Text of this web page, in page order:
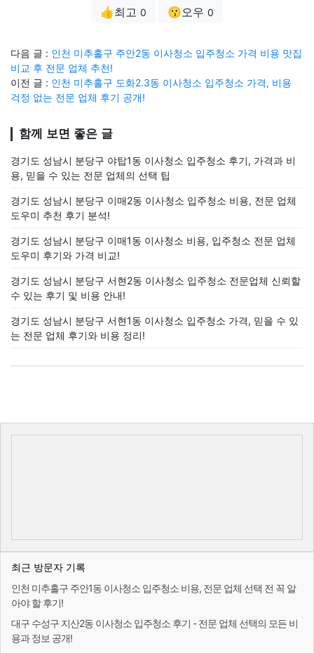
👍최고 0 😗오우 0
다음 글 : 인천 미추홀구 주안2동 이사청소 입주청소 가격 비용 맛집
비교 후 전문 업체 추천!
이전 글 : 인천 미추홀구 도화2.3동 이사청소 입주청소 가격, 비용
걱정 없는 전문 업체 후기 공개!
함께 보면 좋은 글
경기도 성남시 분당구 야탑1동 이사청소 입주청소 후기, 가격과 비
용, 믿을 수 있는 전문 업체의 선택 팁
경기도 성남시 분당구 이매2동 이사청소 입주청소 비용, 전문 업체
도우미 추천 후기 분석!
경기도 성남시 분당구 이매1동 이사청소 비용, 입주청소 전문 업체
도우미 후기와 가격 비교!
경기도 성남시 분당구 서현2동 이사청소 입주청소 전문업체 신뢰할
수 있는 후기 및 비용 안내!
경기도 성남시 분당구 서현1동 이사청소 입주청소 가격, 믿을 수 있
는 전문 업체 후기와 비용 정리!
최근 방문자 기록
인천 미추홀구 주안1동 이사청소 입주청소 비용, 전문 업체 선택 전 꼭 알
아야 할 후기!
대구 수성구 지산2동 이사청소 입주청소 후기 - 전문 업체 선택의 모든 비
용과 정보 공개!